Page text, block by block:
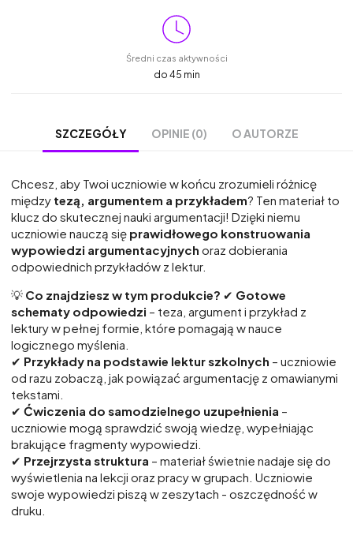
Średni czas aktywności
do 45 min
SZCZEGÓŁY OPINIE (0) O AUTORZE
Chcesz, aby Twoi uczniowie w końcu zrozumieli różnicę
między tezą, argumentem a przykładem? Ten materiał to
klucz do skutecznej nauki argumentacji! Dzięki niemu
uczniowie nauczą się prawidłowego konstruowania
wypowiedzi argumentacyjnych oraz dobierania
odpowiednich przykładów z lektur.
💡 Co znajdziesz w tym produkcie? ✔ Gotowe
schematy odpowiedzi – teza, argument i przykład z
lektury w pełnej formie, które pomagają w nauce
logicznego myślenia.
✔ Przykłady na podstawie lektur szkolnych – uczniowie
od razu zobaczą, jak powiązać argumentację z omawianymi
tekstami.
✔ Ćwiczenia do samodzielnego uzupełnienia –
uczniowie mogą sprawdzić swoją wiedzę, wypełniając
brakujące fragmenty wypowiedzi.
✔ Przejrzysta struktura – materiał świetnie nadaje się do
wyświetlenia na lekcji oraz pracy w grupach. Uczniowie
swoje wypowiedzi piszą w zeszytach - oszczędność w
druku.